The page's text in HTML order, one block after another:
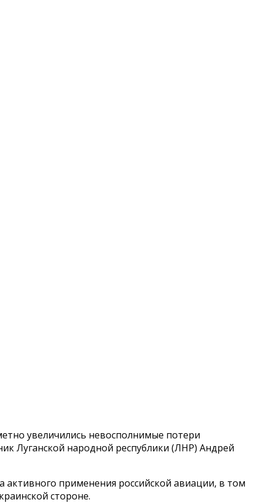
увеличились невосполнимые потери
Луганской народной республики (ЛНР) Андрей
применения российской авиации, в том
стороне.